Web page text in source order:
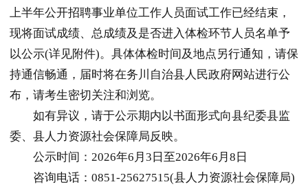
上半年公开招聘事业单位工作人员面试工作已经结束，
现将面试成绩、总成绩及是否进入体检环节人员名单予
以公示(详见附件)。具体体检时间及地点另行通知，请保
持通信畅通，届时将在务川自治县人民政府网站进行公
布，请考生密切关注和浏览。
如有异议，请于公示期内以书面形式向县纪委县监
委、县人力资源社会保障局反映。
公示时间：2026年6月3日至2026年6月8日
咨询电话：0851-25627515(县人力资源社会保障局)